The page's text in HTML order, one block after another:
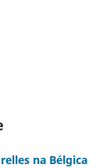
na Bélgica